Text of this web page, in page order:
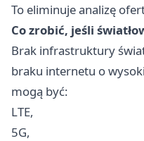
To eliminuje analizę
Co zrobić, jeśli
Brak infrastruktury
braku internetu o
mogą być:
LTE,
5G,